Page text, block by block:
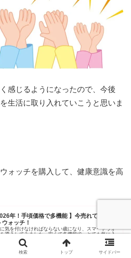
感じるようになったので、今後
生活に取り入れていこうと思いま
ォッチを購入して、健康意識を高
年！手頃価格で多機能 】今売れてるスマ
ウォッチ！
気を付けなければならない歳になり、スマートウォ
導入してみました。安くて多機能で、とても気に入
ます。健康に気を使うようになります。専用アプリの
FitやGoogle Fitとペアリングさせて試してみたので
介します。
2026.01.26
検索 トップ サイドバー